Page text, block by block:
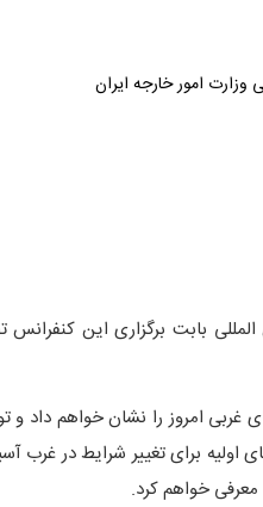
امور خارجه ایران
بابت برگزاری این
غربی امروز را نشان خواهم
برای تغییر شرایط در غرب
خواهم کرد.